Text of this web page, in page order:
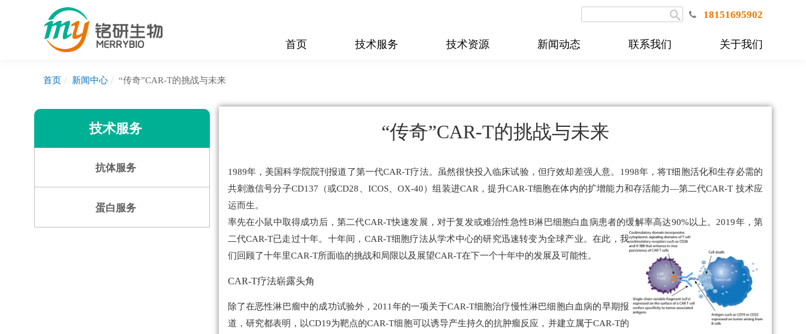
18151695902
首页 技术服务 技术资源 新闻动态 联系我们 关于我们
首页 新闻中心 “传奇”CAR-T的挑战与未来
技术服务
抗体服务
蛋白服务
“传奇”CAR-T的挑战与未来
1989年，美国科学院院刊报道了第一代CAR-T疗法。虽然很快投入临床试验，但疗效却差强人意。1998年，将T细胞活化和生存必需的
共刺激信号分子CD137（或CD28、ICOS、OX-40）组装进CAR，提升CAR-T细胞在体内的扩增能力和存活能力—第二代CAR-T 技术应
运而生。
率先在小鼠中取得成功后，第二代CAR-T快速发展，对于复发或难治性急性B淋巴细胞白血病患者的缓解率高达90%以上。 2019年，第
二代CAR-T已走过十年。十年间，CAR-T细胞疗法从学术中心的研究迅速转变为全球产业。在此，我
们回顾了十年里CAR-T所面临的挑战和局限以及展望CAR-T在下一个十年中的发展及可能性。
CAR-T疗法崭露头角
除了在恶性淋巴瘤中的成功试验外，2011年的一项关于CAR-T细胞治疗慢性淋巴细胞白血病的早期报
道，研究都表明，以CD19为靶点的CAR-T细胞可以诱导产生持久的抗肿瘤反应，并建立属于CAR-T的